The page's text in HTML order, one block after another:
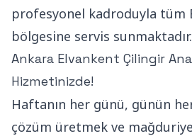
profesyonel kadroduyla tüm
bölgesine servis
Ankara Elvankent Çilingir
Hizmetinizde!
Haftanın her günü, günün
çözüm üretmek ve